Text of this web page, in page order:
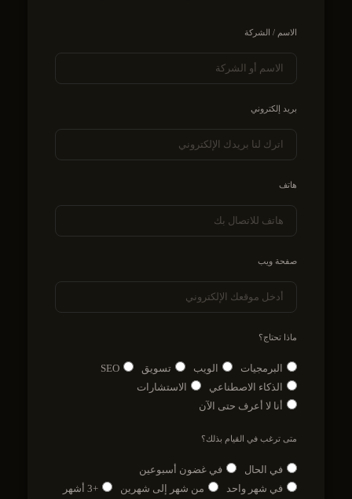
الاسم / الشركة
بريد إلكتروني
هاتف
صفحة ويب
ماذا تحتاج؟
البرمجيات الويب تسويق
SEO
الذكاء الاصطناعي
الاستشارات
أنا لا أعرف حتى الآن
متى ترغب في القيام بذلك؟
في الحال
في غضون أسبوعين
في شهر واحد
من شهر إلى شهرين +3 أشهر